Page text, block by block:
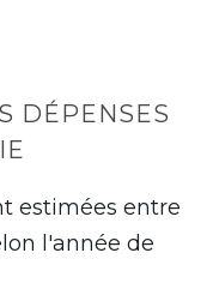
DÉPENSES
estimées entre
l'année de